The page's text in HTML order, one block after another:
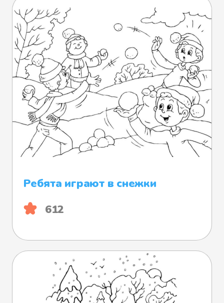
Ребята играют в снежки
612